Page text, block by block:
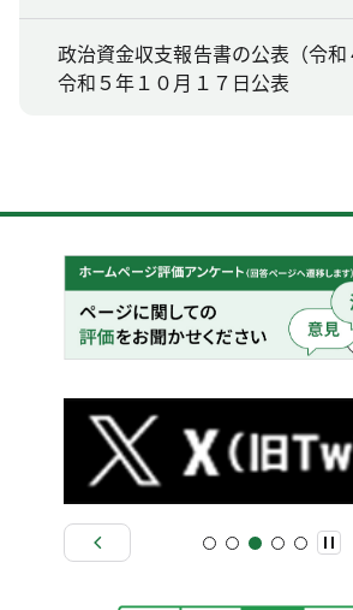
政治資金収支報告書の公表（令
令和５年１０月１７日公表